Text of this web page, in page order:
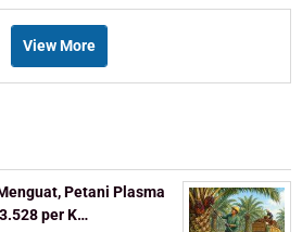
View More
Petani Plasma
per K…